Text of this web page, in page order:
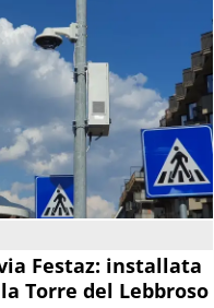
Festaz: installata
Torre del Lebbroso